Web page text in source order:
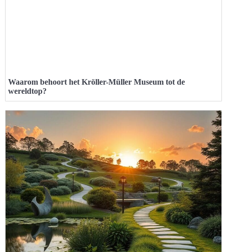
Waarom behoort het Kröller-Müller Museum tot de
wereldtop?